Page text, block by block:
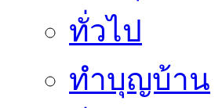
ทั่วไป
ทำบุญบ้าน